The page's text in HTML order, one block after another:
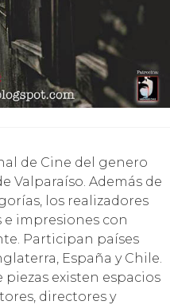
Valparaíso. Además de
los realizadores
impresiones con
Participan países
España y Chile.
piezas existen espacios
directores y